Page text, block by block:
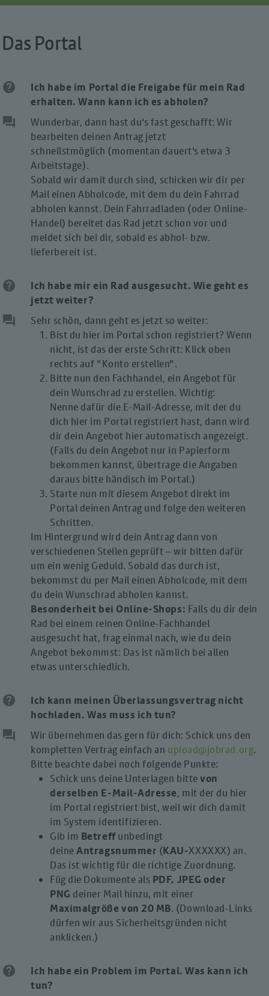
Das Portal
help
Ich habe im Portal die Freigabe für mein Rad
erhalten. Wann kann ich es abholen?
question_answer
Wunderbar, dann hast du's fast geschafft: Wir
bearbeiten deinen Antrag jetzt
schnellstmöglich (momentan dauert's etwa 3
Arbeitstage).
Sobald wir damit durch sind, schicken wir dir per
Mail einen Abholcode, mit dem du dein Fahrrad
abholen kannst. Dein Fahrradladen (oder Online-
Handel) bereitet das Rad jetzt schon vor und
meldet sich bei dir, sobald es abhol- bzw.
lieferbereit ist.
help
Ich habe mir ein Rad ausgesucht. Wie geht es
jetzt weiter?
question_answer
Sehr schön, dann geht es jetzt so weiter:
Bist du hier im Portal schon registriert? Wenn
nicht, ist das der erste Schritt: Klick oben
rechts auf "Konto erstellen".
Bitte nun den Fachhandel, ein Angebot für
dein Wunschrad zu erstellen. Wichtig:
Nenne dafür die E-Mail-Adresse, mit der du
dich hier im Portal registriert hast, dann wird
dir dein Angebot hier automatisch angezeigt.
(Falls du dein Angebot nur in Papierform
bekommen kannst, übertrage die Angaben
daraus bitte händisch im Portal.)
Starte nun mit diesem Angebot direkt im
Portal deinen Antrag und folge den weiteren
Schritten.
Im Hintergrund wird dein Antrag dann von
verschiedenen Stellen geprüft – wir bitten dafür
um ein wenig Geduld. Sobald das durch ist,
bekommst du per Mail einen Abholcode, mit dem
du dein Wunschrad abholen kannst.
Besonderheit bei Online-Shops: Falls du dir dein
Rad bei einem reinen Online-Fachhandel
ausgesucht hat, frag einmal nach, wie du dein
Angebot bekommst: Das ist nämlich bei allen
etwas unterschiedlich.
help
Ich kann meinen Überlassungsvertrag nicht
hochladen. Was muss ich tun?
question_answer
Wir übernehmen das gern für dich: Schick uns den
kompletten Vertrag einfach an upload@jobrad.org.
Bitte beachte dabei noch folgende Punkte:
Schick uns deine Unterlagen bittevon
derselben E-Mail-Adresse, mit der du hier
im Portal registriert bist, weil wir dich damit
im System identifizieren.
Gib im Betreffunbedingt
deineAntragsnummer (KAU-XXXXXX) an.
Das ist wichtig für die richtige Zuordnung.
Füg die Dokumente als PDF, JPEG oder
PNG deiner Mail hinzu, mit einer
Maximalgröße von 20 MB. (Download-Links
dürfen wir aus Sicherheitsgründen nicht
anklicken.)
help
Ich habe ein Problem im Portal. Was kann ich
tun?